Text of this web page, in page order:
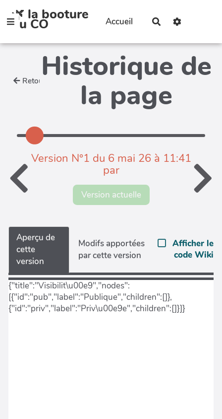
Aller au contenu principal
🌿 la booture
du CO Accueil Rechercher
RetourHistorique de
la page
Version N°1 du 6 mai 26 à 11:41
par
Version actuelle
Aperçu de
cette
version
Modifs apportées
par cette version
Afficher le
code Wiki